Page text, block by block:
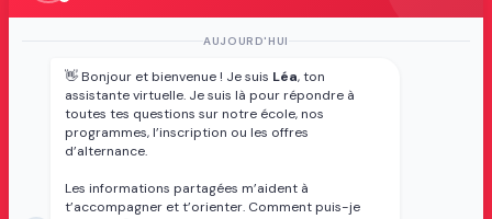
ENTREPRISES
Services relations entreprises
Proposer une offre de stage
Taxe d'apprentissage
AUJOURD'HUI
👋 Bonjour et bienvenue ! Je suis Léa, ton
assistante virtuelle. Je suis là pour répondre à
toutes tes questions sur notre école, nos
programmes, l’inscription ou les offres
d’alternance.
Les informations partagées m’aident à
t’accompagner et t’orienter. Comment puis-je